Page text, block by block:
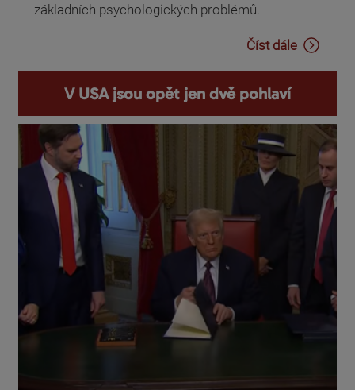
základních psychologických problémů.
Číst dále
V USA jsou opět jen dvě pohlaví